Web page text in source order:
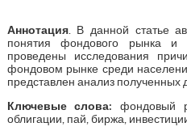
Аннотация. В данной статье
понятия фондового рынка
проведены исследования
фондовом рынке среди
представлен анализ полученных
Ключевые слова: фондовый
облигации, пай, биржа,